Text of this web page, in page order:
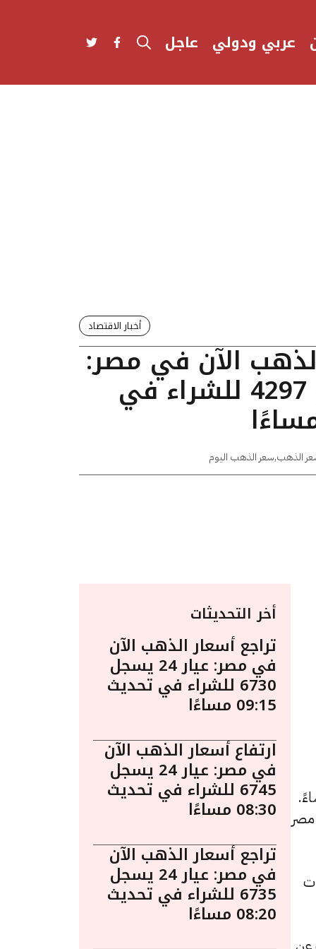
عربي ودولي عاجل
أخبار الاقتصاد
الآن في مصر:
عيار 24 يسجل 4297 للشراء في
الذهب,سعر الذهب اليوم
الأثنين 9 ديسمبر الساعة 7:55 مساءً.
بقيمة 6 جنيهات
أخر التحديثات
تراجع أسعار الذهب الآن
في مصر: عيار 24 يسجل
6730 للشراء في تحديث
09:15 مساءًا
ارتفاع أسعار الذهب الآن
في مصر: عيار 24 يسجل
6745 للشراء في تحديث
08:30 مساءًا
تراجع أسعار الذهب الآن
في مصر: عيار 24 يسجل
6735 للشراء في تحديث
08:20 مساءًا